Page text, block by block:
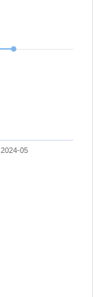
2024-05